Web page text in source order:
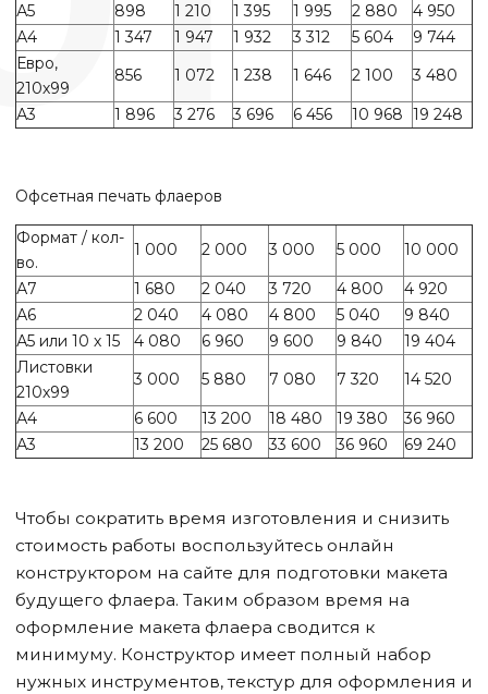
А5
898 1 210 1 395 1 995 2 880
4 950
А4
1 347 1 947 1 932 3 312 5 604
9 744
Евро,
210х99
856 1 072 1 238 1 646 2 100
3 480
А3
1 896 3 276 3 696 6 456 10 968 19 248
Офсетная печать флаеров
Формат / кол-
во.
1 000 2 000 3 000 5 000
10 000
А7
1 680 2 040 3 720 4 800
4 920
А6
2 040 4 080 4 800 5 040
9 840
А5 или 10 х 15
4 080 6 960 9 600 9 840
19 404
Листовки
210х99
3 000 5 880 7 080 7 320
14 520
А4
6 600 13 200 18 480 19 380
36 960
А3
13 200 25 680 33 600 36 960 69 240
Чтобы сократить время изготовления и снизить
стоимость работы воспользуйтесь онлайн
конструктором на сайте для подготовки макета
будущего флаера. Таким образом время на
оформление макета флаера сводится к
минимуму. Конструктор имеет полный набор
нужных инструментов, текстур для оформления и